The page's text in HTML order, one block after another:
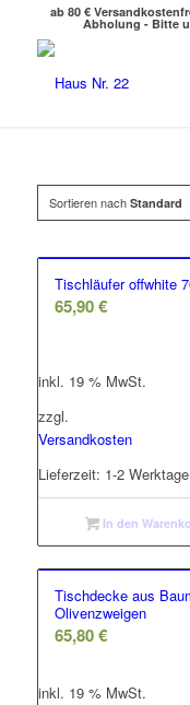
ab 80 €
Abholung - Bitte
Sortieren nach Standard
Tischläufer offwhite
65,90€
inkl. 19 % MwSt.
zzgl.
Versandkosten
Lieferzeit: 1-2
In den
Tischdecke aus
Olivenzweigen
65,80€
inkl. 19 % MwSt.